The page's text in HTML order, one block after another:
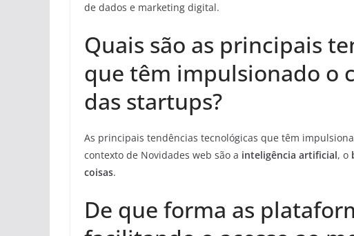
de dados e marketing digital.
Quais são as principais
que têm impulsionado o
das startups?
As principais tendências tecnológicas que têm
contexto de Novidades web são a inteligência artificial, o
coisas.
De que forma as